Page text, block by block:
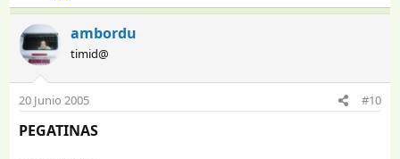
ambordu
timid@
20 Junio 2005 #10
PEGATINAS